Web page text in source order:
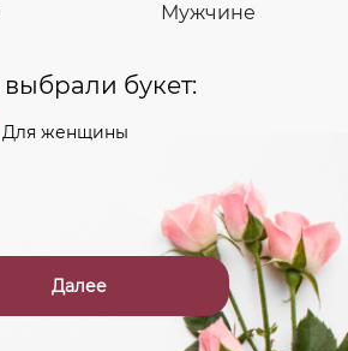
Мужчине
букет:
Для женщины
Далее